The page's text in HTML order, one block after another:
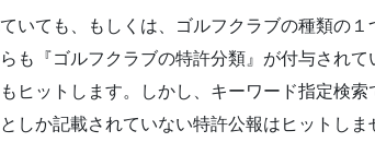
いても、もしくは、ゴルフクラブの種類の１
も『ゴルフクラブの特許分類』が付与されて
ヒットします。しかし、キーワード指定検索
しか記載されていない特許公報はヒットしま